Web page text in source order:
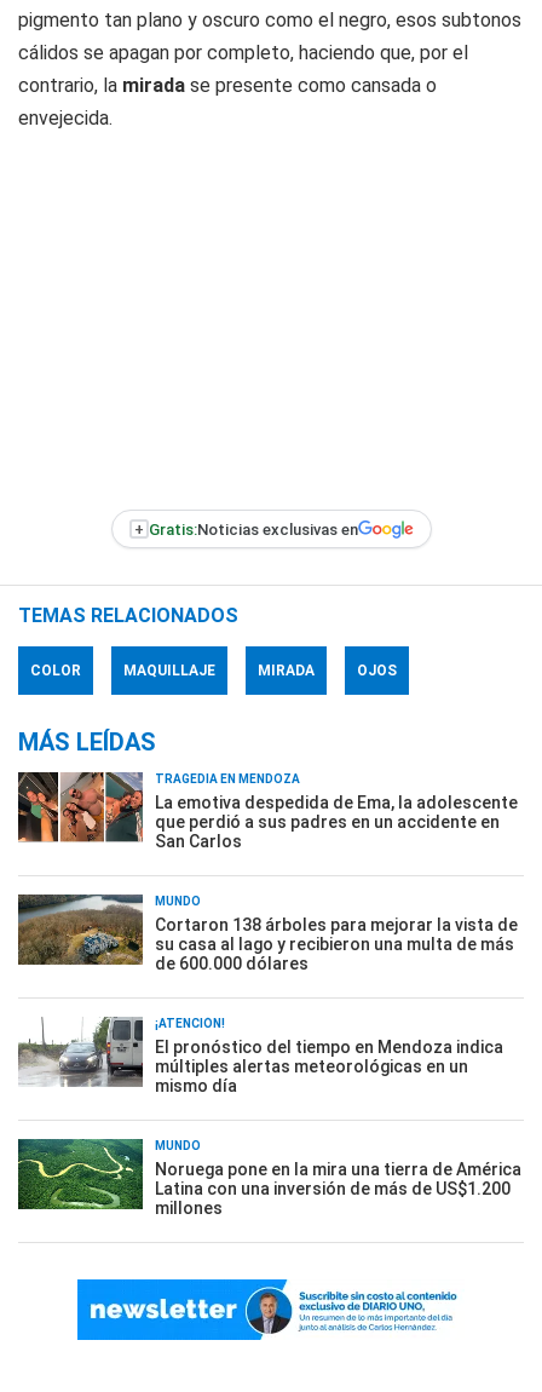
pigmento tan plano y oscuro como el negro, esos subtonos
cálidos se apagan por completo, haciendo que, por el
contrario, la mirada se presente como cansada o
envejecida.
+ Gratis:Noticias exclusivas en
TEMAS RELACIONADOS
COLOR MAQUILLAJE MIRADA OJOS
MÁS LEÍDAS
TRAGEDIA EN MENDOZA
La emotiva despedida de Ema, la adolescente
que perdió a sus padres en un accidente en
San Carlos
MUNDO
Cortaron 138 árboles para mejorar la vista de
su casa al lago y recibieron una multa de más
de 600.000 dólares
¡ATENCIÓN!
El pronóstico del tiempo en Mendoza indica
múltiples alertas meteorológicas en un
mismo día
MUNDO
Noruega pone en la mira una tierra de América
Latina con una inversión de más de US$1.200
millones